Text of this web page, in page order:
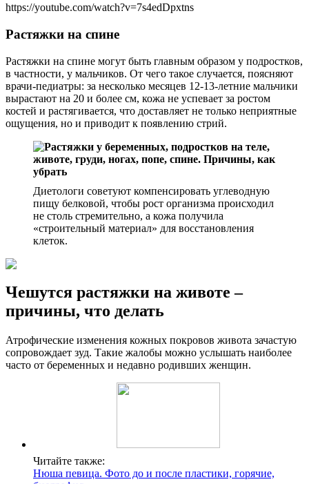
https://youtube.com/watch?v=7s4edDpxtns
Растяжки на спине
Растяжки на спине могут быть главным образом у подростков,
в частности, у мальчиков. От чего такое случается, поясняют
врачи-педиатры: за несколько месяцев 12-13-летние мальчики
вырастают на 20 и более см, кожа не успевает за ростом
костей и растягивается, что доставляет не только неприятные
ощущения, но и приводит к появлению стрий.
Диетологи советуют компенсировать углеводную
пищу белковой, чтобы рост организма происходил
не столь стремительно, а кожа получила
«строительный материал» для восстановления
клеток.
Чешутся растяжки на животе –
причины, что делать
Атрофические изменения кожных покровов живота зачастую
сопровождает зуд. Такие жалобы можно услышать наиболее
часто от беременных и недавно родивших женщин.
Читайте также:
Нюша певица. Фото до и после пластики, горячие,